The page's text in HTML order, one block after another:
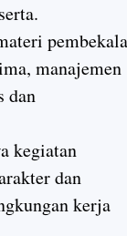
manajemen
dan
kegiatan
dan
kerja